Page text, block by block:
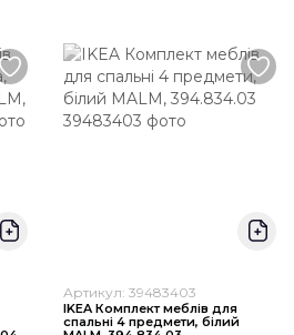
Артикул: 39483403
IKEA Комплект меблів для
спальні 4 предмети, білий